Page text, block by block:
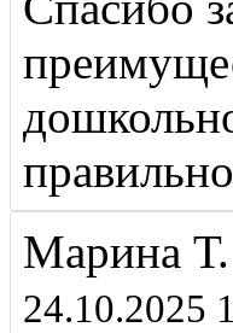
Марина Т.
24.10.2025